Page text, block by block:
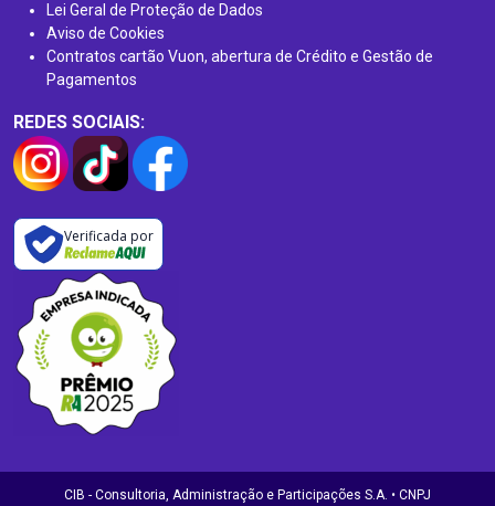
Lei Geral de Proteção de Dados
Aviso de Cookies
Contratos cartão Vuon, abertura de Crédito e Gestão de
Pagamentos
REDES SOCIAIS:
Verificada por
CIB - Consultoria, Administração e Participações S.A. • CNPJ